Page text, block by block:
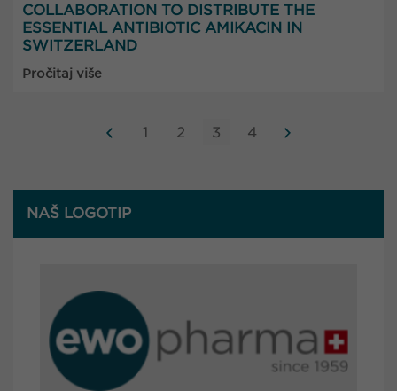
NAŠ LOGOTIP
COLLABORATION TO DISTRIBUTE THE
ESSENTIAL ANTIBIOTIC AMIKACIN IN
SWITZERLAND
Pročitaj više
1 2 3 4